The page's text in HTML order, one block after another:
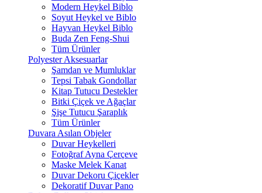
Modern Heykel Biblo
Soyut Heykel ve Biblo
Hayvan Heykel Biblo
Buda Zen Feng-Shui
Tüm Ürünler
Polyester Aksesuarlar
Şamdan ve Mumluklar
Tepsi Tabak Gondollar
Kitap Tutucu Destekler
Bitki Çiçek ve Ağaçlar
Şişe Tutucu Şaraplık
Tüm Ürünler
Duvara Asılan Objeler
Duvar Heykelleri
Fotoğraf Ayna Çerçeve
Maske Melek Kanat
Duvar Dekoru Çiçekler
Dekoratif Duvar Pano